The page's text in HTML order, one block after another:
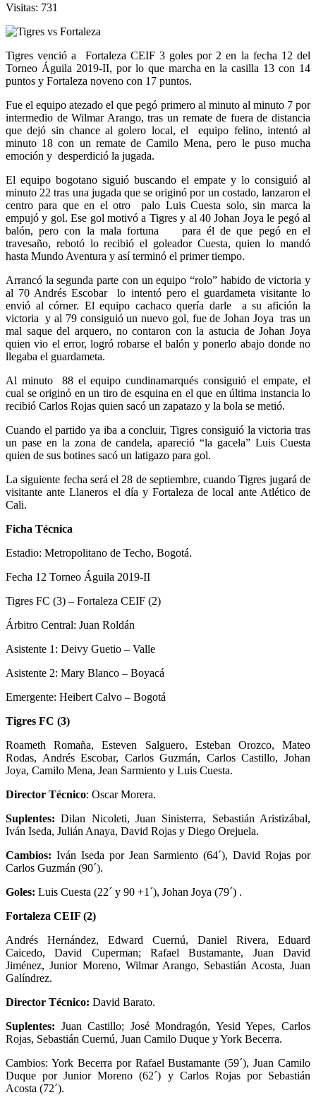
Visitas: 731
Tigres venció a Fortaleza CEIF 3 goles por 2 en la fecha 12 del
Torneo Águila 2019-II, por lo que marcha en la casilla 13 con 14
puntos y Fortaleza noveno con 17 puntos.
Fue el equipo atezado el que pegó primero al minuto al minuto 7 por
intermedio de Wilmar Arango, tras un remate de fuera de distancia
que dejó sin chance al golero local, el equipo felino, intentó al
minuto 18 con un remate de Camilo Mena, pero le puso mucha
emoción y desperdició la jugada.
El equipo bogotano siguió buscando el empate y lo consiguió al
minuto 22 tras una jugada que se originó por un costado, lanzaron el
centro para que en el otro palo Luis Cuesta solo, sin marca la
empujó y gol. Ese gol motivó a Tigres y al 40 Johan Joya le pegó al
balón, pero con la mala fortuna para él de que pegó en el
travesaño, rebotó lo recibió el goleador Cuesta, quien lo mandó
hasta Mundo Aventura y así terminó el primer tiempo.
Arrancó la segunda parte con un equipo “rolo” habido de victoria y
al 70 Andrés Escobar lo intentó pero el guardameta visitante lo
envió al córner. El equipo cachaco quería darle a su afición la
victoria y al 79 consiguió un nuevo gol, fue de Johan Joya tras un
mal saque del arquero, no contaron con la astucia de Johan Joya
quien vio el error, logró robarse el balón y ponerlo abajo donde no
llegaba el guardameta.
Al minuto 88 el equipo cundinamarqués consiguió el empate, el
cual se originó en un tiro de esquina en el que en última instancia lo
recibió Carlos Rojas quien sacó un zapatazo y la bola se metió.
Cuando el partido ya iba a concluir, Tigres consiguió la victoria tras
un pase en la zona de candela, apareció “la gacela” Luis Cuesta
quien de sus botines sacó un latigazo para gol.
La siguiente fecha será el 28 de septiembre, cuando Tigres jugará de
visitante ante Llaneros el día y Fortaleza de local ante Atlético de
Cali.
Ficha Técnica
Estadio: Metropolitano de Techo, Bogotá.
Fecha 12 Torneo Águila 2019-II
Tigres FC (3) – Fortaleza CEIF (2)
Árbitro Central: Juan Roldán
Asistente 1: Deivy Guetio – Valle
Asistente 2: Mary Blanco – Boyacá
Emergente: Heibert Calvo – Bogotá
Tigres FC (3)
Roameth Romaña, Esteven Salguero, Esteban Orozco, Mateo
Rodas, Andrés Escobar, Carlos Guzmán, Carlos Castillo, Johan
Joya, Camilo Mena, Jean Sarmiento y Luis Cuesta.
Director Técnico: Oscar Morera.
Suplentes: Dilan Nicoleti, Juan Sinisterra, Sebastián Aristizábal,
Iván Iseda, Julián Anaya, David Rojas y Diego Orejuela.
Cambios: Iván Iseda por Jean Sarmiento (64´), David Rojas por
Carlos Guzmán (90´).
Goles: Luis Cuesta (22´ y 90 +1´), Johan Joya (79´) .
Fortaleza CEIF (2)
Andrés Hernández, Edward Cuernú, Daniel Rivera, Eduard
Caicedo, David Cuperman; Rafael Bustamante, Juan David
Jiménez, Junior Moreno, Wilmar Arango, Sebastián Acosta, Juan
Galíndrez.
Director Técnico: David Barato.
Suplentes: Juan Castillo; José Mondragón, Yesid Yepes, Carlos
Rojas, Sebastián Cuernú, Juan Camilo Duque y York Becerra.
Cambios: York Becerra por Rafael Bustamante (59´), Juan Camilo
Duque por Junior Moreno (62´) y Carlos Rojas por Sebastián
Acosta (72´).